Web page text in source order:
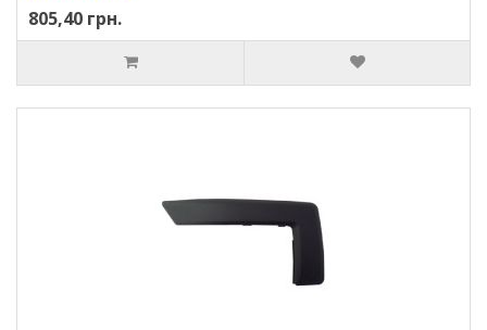
805,40 грн.